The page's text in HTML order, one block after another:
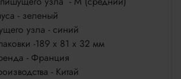
- зеленый
узла - синий
-189 х 81 х 32 мм
- Франция
- Китай